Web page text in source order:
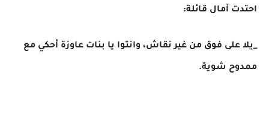
احتدت آمال قائلة:
_يلا على فوق من غير نقاش، وانتوا يا بنات عاوزة أحكي مع
ممدوح شوية.